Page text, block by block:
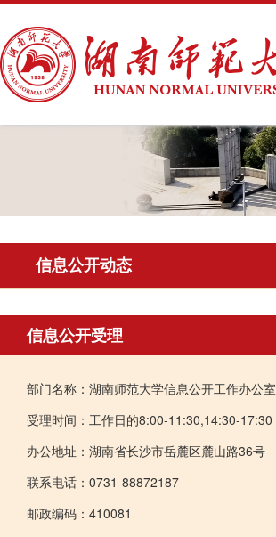
信息公开动态
信息公开受理
部门名称：湖南师范大学信息公开工作办公室
受理时间：工作日的8:00-11:30,14:30-17:30
办公地址：湖南省长沙市岳麓区麓山路36号
联系电话：0731-88872187
邮政编码：410081